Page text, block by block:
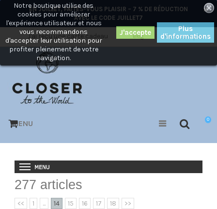
EN JUILLET, FAITES-VOUS PLAISIR – 7 % DE RÉDUCTION
AVEC LE CODE JUILLET7
×
Mon compte
Blog
J'ai reçu une carte cadeau
0
MENU
Notre boutique utilise des
cookies pour améliorer
l'expérience utilisateur et nous
vous recommandons
d'accepter leur utilisation pour
profiter pleinement de votre
navigation.
Plus
d'informations
277 articles
<< 1 ... 14 15 16 17 18 >>